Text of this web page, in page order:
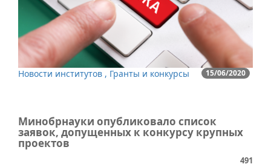
15/06/2020
Новости институтов , Гранты и конкурсы
Минобрнауки опубликовало список
заявок, допущенных к конкурсу крупных
проектов
491